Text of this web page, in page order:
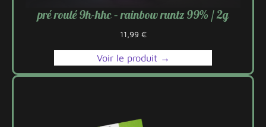
pré roulé 9h-hhc – rainbow runtz 99% / 2g
11,99 €
Voir le produit →